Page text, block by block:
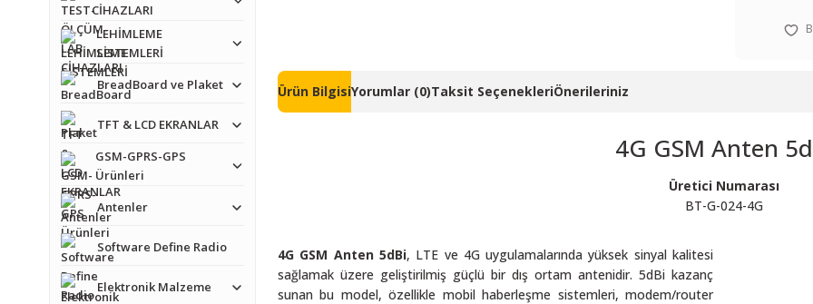
CİHAZLARI
LEHİMLEME
SİSTEMLERİ
BreadBoard ve Plaket
TFT & LCD EKRANLAR
GSM-GPRS-GPS
Ürünleri
Antenler
Software Define Radio
Elektronik Malzeme
Ürün BilgisiYorumlar (0)Taksit SeçenekleriÖnerileriniz
4G GSM Anten
Üretici Numarası
BT-G-024-4G
4G GSM Anten 5dBi, LTE ve 4G uygulamalarında yüksek sinyal kalitesi
sağlamak üzere geliştirilmiş güçlü bir dış ortam antenidir. 5dBi kazanç
sunan bu model, özellikle mobil haberleşme sistemleri, modem/router